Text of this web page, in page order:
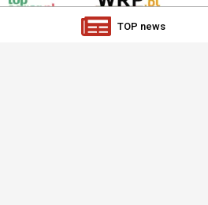
TOP news